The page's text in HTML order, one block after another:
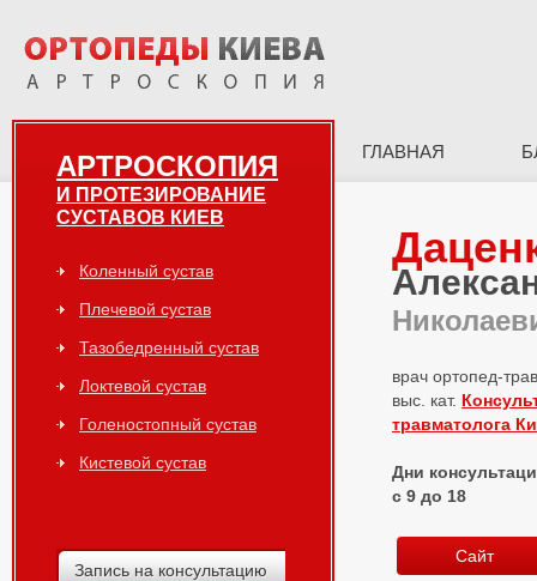
ГЛАВНАЯ
АРТРОСКОПИЯ
И ПРОТЕЗИРОВАНИЕ
СУСТАВОВ КИЕВ
Коленный сустав
Плечевой сустав
Тазобедренный сустав
Локтевой сустав
Голеностопный сустав
Кистевой сустав
Запись на консультацию
врач ортопед-
выс. кат.
травматолога
Дни
с 9 до 18
Сайт